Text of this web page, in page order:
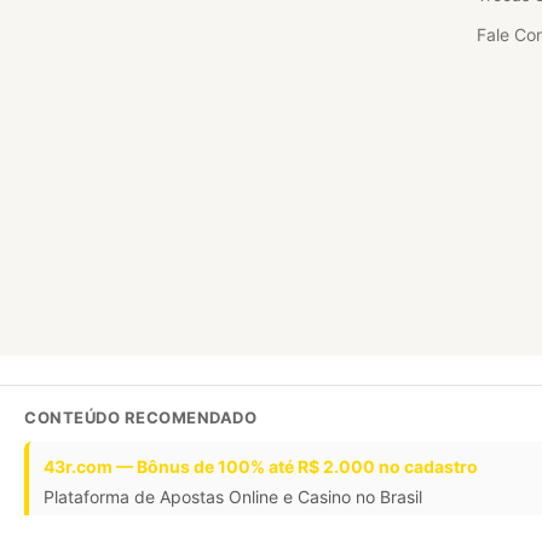
Fale
CONTEÚDO RECOMENDADO
43r.com — Bônus de 100% até R$ 2.000 no cadastro
Plataforma de Apostas Online e Casino no Brasil